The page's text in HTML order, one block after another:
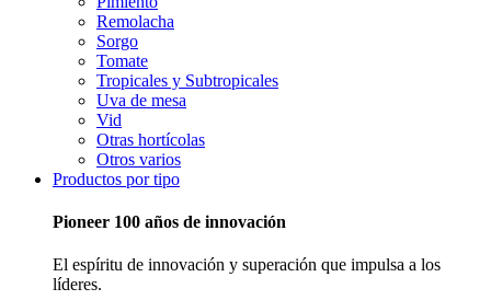
Remolacha
Sorgo
Tomate
Tropicales y Subtropicales
Uva de mesa
Vid
Otras hortícolas
Otros varios
Productos por tipo
Pioneer 100 años de innovación
El espíritu de innovación y superación que impulsa a los
líderes.